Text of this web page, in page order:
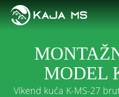
MODEL
Vikend kuća K-MS-27